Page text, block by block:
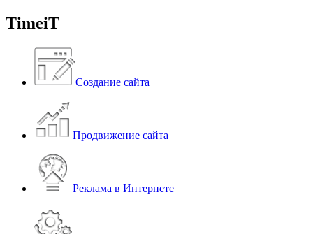
TimeiT
Создание сайта
Продвижение сайта
Реклама в Интернете